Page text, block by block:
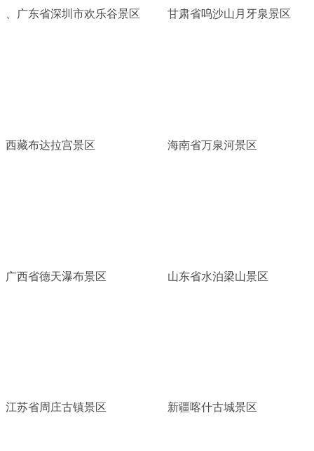
、广东省深圳市欢乐谷景区 甘肃省呜沙山月牙泉景区
西藏布达拉宫景区 海南省万泉河景区
广西省德天瀑布景区 山东省水泊梁山景区
江苏省周庄古镇景区 新疆喀什古城景区